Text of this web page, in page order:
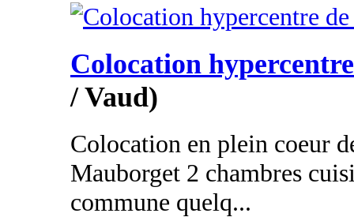
Colocation
/ Vaud)
Colocation en plein coeur
Mauborget 2 chambres
commune quelq...